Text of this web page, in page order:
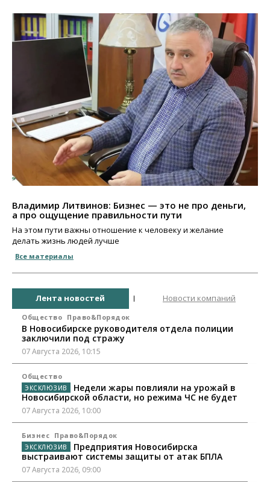
Владимир Литвинов: Бизнес — это не про деньги,
а про ощущение правильности пути
На этом пути важны отношение к человеку и желание
делать жизнь людей лучше
Все материалы
Лента новостей Новости компаний
Общество Право&Порядок
В Новосибирске руководителя отдела полиции
заключили под стражу
07 Августа 2026, 10:15
Общество
Недели жары повлияли на урожай в
Новосибирской области, но режима ЧС не будет
07 Августа 2026, 10:00
Бизнес Право&Порядок
Предприятия Новосибирска
выстраивают системы защиты от атак БПЛА
07 Августа 2026, 09:00